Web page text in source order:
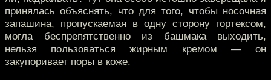
принялась объяснять, что для того, чтобы носочная
запашина, пропускаемая в одну сторону гортексом,
могла беспрепятственно из башмака выходить,
нельзя пользоваться жирным кремом — он
закупоривает поры в коже.